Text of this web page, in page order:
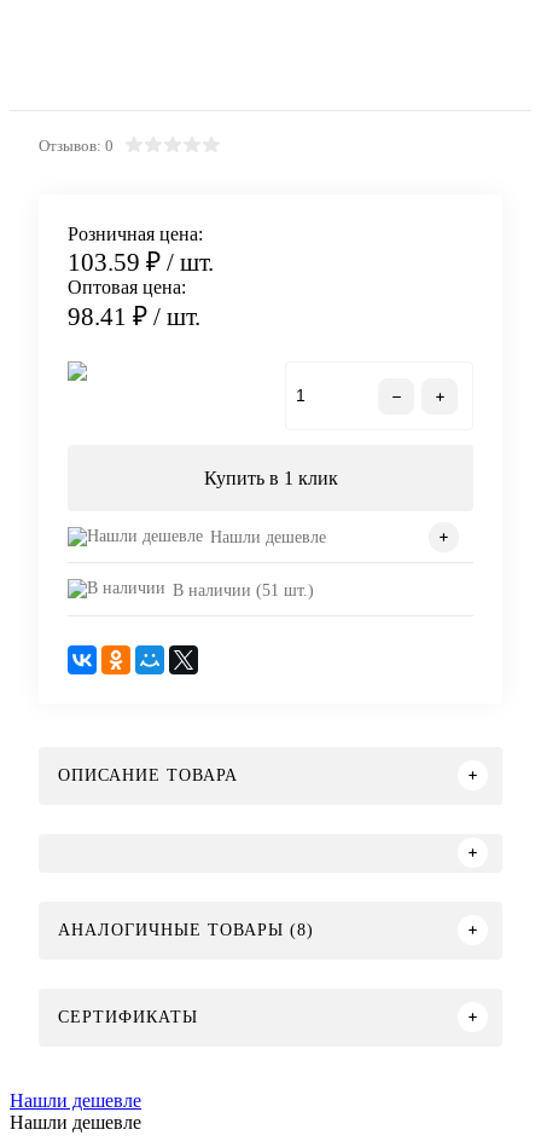
Отзывов: 0
Розничная цена:
103.59 ₽ / шт.
Оптовая цена:
98.41 ₽ / шт.
Купить в 1 клик
Нашли дешевле
В наличии (51 шт.)
ОПИСАНИЕ ТОВАРА
АНАЛОГИЧНЫЕ ТОВАРЫ (8)
СЕРТИФИКАТЫ
Нашли дешевле
Нашли дешевле